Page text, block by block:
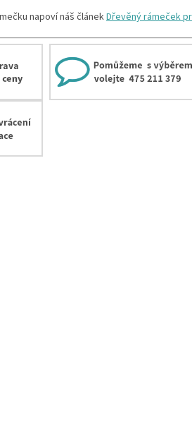
napoví náš článekDřevěný rámeček